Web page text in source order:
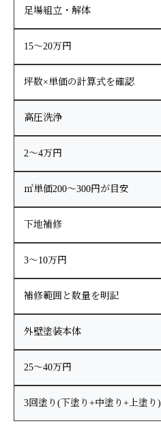
足場組立・解体
15〜20万円
坪数×単価の計算式を確認
高圧洗浄
2〜4万円
㎡単価200〜300円が目安
下地補修
3〜10万円
補修範囲と数量を明記
外壁塗装本体
25〜40万円
3回塗り(下塗り+中塗り+上塗り)